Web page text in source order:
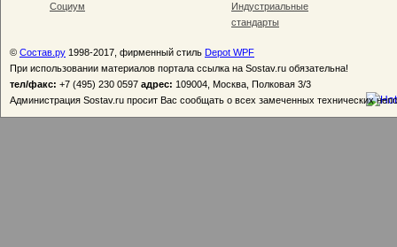
Социум
Индустриальные
стандарты
© Состав.ру 1998-2017, фирменный стиль Depot WPF
При использовании материалов портала ссылка на Sostav.ru обязательна!
тел/факс: +7 (495) 230 0597 адрес: 109004, Москва, Полковая 3/3
Администрация Sostav.ru просит Вас сообщать о всех замеченных технических